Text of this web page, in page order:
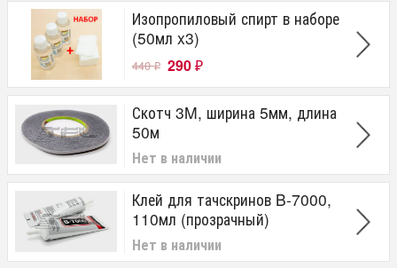
Изопропиловый спирт в наборе
(50мл x3)
440₽ 290 ₽
Скотч 3M, ширина 5мм, длина
50м
Нет в наличии
Клей для тачскринов B-7000,
110мл (прозрачный)
Нет в наличии